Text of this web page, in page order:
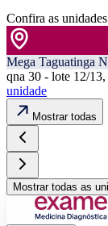
Confira as
Mega Taguatinga
qna 30 - lote 12/
unidade
Mostrar todas
Mostrar todas as